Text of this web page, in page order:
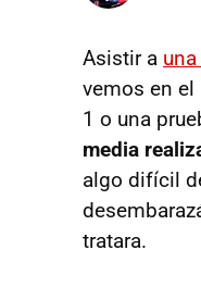
Asistir a
vemos en
1 o una
media
algo difícil
tratara.